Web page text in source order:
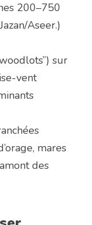
200–750
Aseer.)
sur
vent
mares
des